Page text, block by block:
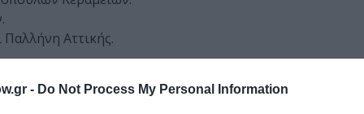
- Do Not Process My Personal Information
Αττικής.